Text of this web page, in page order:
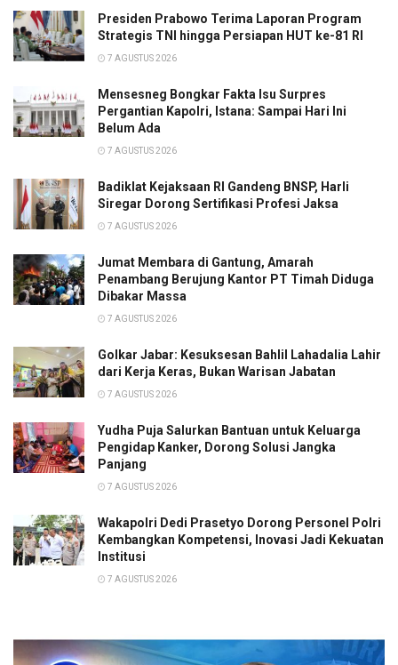
Presiden Prabowo Terima Laporan Program
Strategis TNI hingga Persiapan HUT ke-81 RI
7 AGUSTUS 2026
Mensesneg Bongkar Fakta Isu Surpres
Pergantian Kapolri, Istana: Sampai Hari Ini
Belum Ada
7 AGUSTUS 2026
Badiklat Kejaksaan RI Gandeng BNSP, Harli
Siregar Dorong Sertifikasi Profesi Jaksa
7 AGUSTUS 2026
Jumat Membara di Gantung, Amarah
Penambang Berujung Kantor PT Timah Diduga
Dibakar Massa
7 AGUSTUS 2026
Golkar Jabar: Kesuksesan Bahlil Lahadalia Lahir
dari Kerja Keras, Bukan Warisan Jabatan
7 AGUSTUS 2026
Yudha Puja Salurkan Bantuan untuk Keluarga
Pengidap Kanker, Dorong Solusi Jangka
Panjang
7 AGUSTUS 2026
Wakapolri Dedi Prasetyo Dorong Personel Polri
Kembangkan Kompetensi, Inovasi Jadi Kekuatan
Institusi
7 AGUSTUS 2026